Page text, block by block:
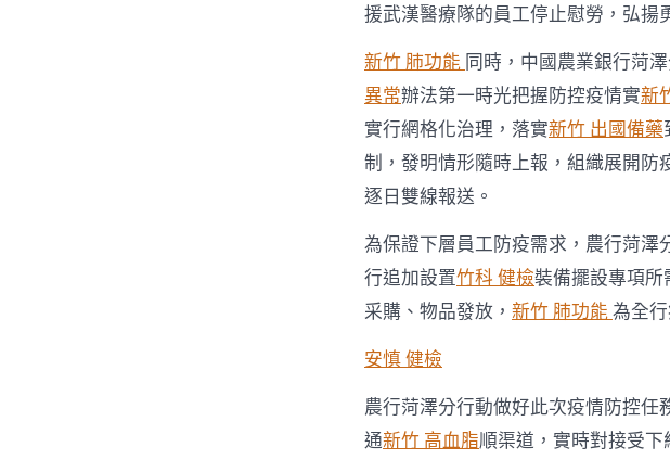
援武漢醫療隊的員工停止慰勞，弘揚
新竹 肺功能 同時，中國農業銀行菏
異常辦法第一時光把握防控疫情實新
實行網格化治理，落實新竹 出國備藥
制，發明情形隨時上報，組織展開防
逐日雙線報送。
為保證下層員工防疫需求，農行菏澤
行追加設置竹科 健檢裝備擺設專項
采購、物品發放， 新竹 肺功能為全
安慎 健檢
農行菏澤分行動做好此次疫情防控
通新竹 高血脂順渠道，實時對接受